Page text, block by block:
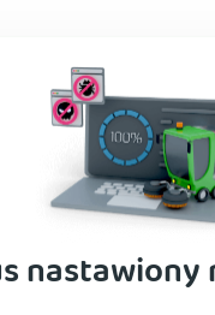
nastawiony